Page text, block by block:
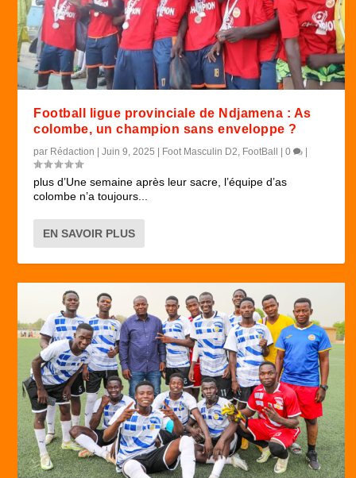
Football ligue provinciale de Ndjamena : As
colombe, un champion sans enveloppe ?
par Rédaction |Juin 9, 2025 Foot Masculin D2, FootBall |0
plus d’Une semaine après leur sacre, l’équipe d’as
colombe n’a toujours...
EN SAVOIR PLUS